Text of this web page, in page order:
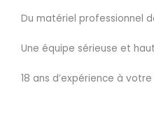
Du matériel professionnel
Une équipe sérieuse et
18 ans d’expérience à